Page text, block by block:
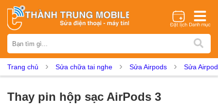
iPhone Samsung Oppo Xiaomi Realme Vivo
Huawei Google Pixel
Dịch vụ sửa chữa
Trang chủ Sửa chữa tai nghe Sửa Airpods Sửa
Thay pin hộp sạc AirPods 3